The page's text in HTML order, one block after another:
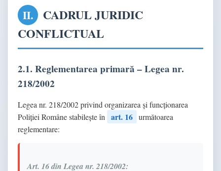
II.
CADRUL JURIDIC
CONFLICTUAL
2.1. Reglementarea primară – Legea nr.
218/2002
Legea nr. 218/2002 privind organizarea și funcționarea
Poliției Române stabilește în
art. 16 următoarea
reglementare:
Art. 16 din Legea nr. 218/2002: